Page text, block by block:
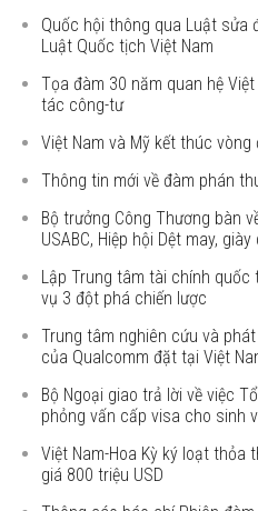
Quốc hội thông qua Luật sửa
Luật Quốc tịch Việt Nam
Tọa đàm 30 năm quan hệ
tác công-tư
Việt Nam và Mỹ kết thúc
Thông tin mới về đàm phán
Bộ trưởng Công Thương bàn
USABC, Hiệp hội Dệt may, giày
Lập Trung tâm tài chính
vụ 3 đột phá chiến lược
Trung tâm nghiên cứu và
của Qualcomm đặt tại Việt
Bộ Ngoại giao trả lời về việc
phỏng vấn cấp visa cho sinh
Việt Nam-Hoa Kỳ ký loạt
giá 800 triệu USD